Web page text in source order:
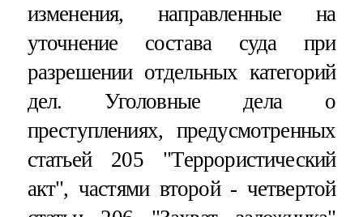
изменения, направленные на
уточнение состава суда при
разрешении отдельных категорий
дел. Уголовные дела о
преступлениях, предусмотренных
статьей 205 "Террористический
акт", частями второй - четвертой